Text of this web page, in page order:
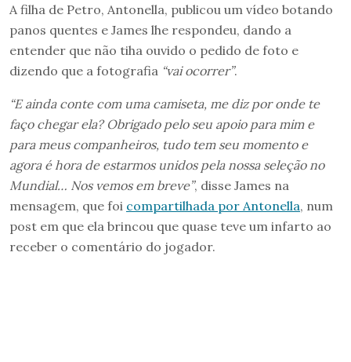
A filha de Petro, Antonella, publicou um vídeo botando
panos quentes e James lhe respondeu, dando a
entender que não tiha ouvido o pedido de foto e
dizendo que a fotografia “vai ocorrer”.
“E ainda conte com uma camiseta, me diz por onde te
faço chegar ela? Obrigado pelo seu apoio para mim e
para meus companheiros, tudo tem seu momento e
agora é hora de estarmos unidos pela nossa seleção no
Mundial… Nos vemos em breve”, disse James na
mensagem, que foi compartilhada por Antonella, num
post em que ela brincou que quase teve um infarto ao
receber o comentário do jogador.